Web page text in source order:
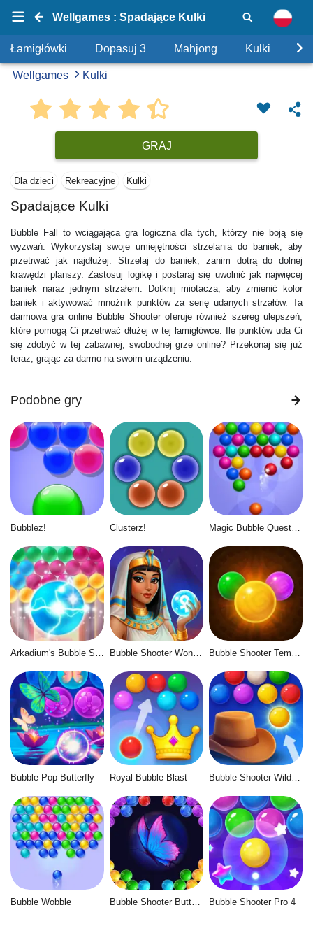
Wellgames : Spadające Kulki
Łamigłówki Dopasuj 3 Mahjong Kulki
Wellgames Kulki
GRAJ
Dla dzieci Rekreacyjne Kulki
Spadające Kulki
Bubble Fall to wciągająca gra logiczna dla tych, którzy nie boją się
wyzwań. Wykorzystaj swoje umiejętności strzelania do baniek, aby
przetrwać jak najdłużej. Strzelaj do baniek, zanim dotrą do dolnej
krawędzi planszy. Zastosuj logikę i postaraj się uwolnić jak najwięcej
baniek naraz jednym strzałem. Dotknij miotacza, aby zmienić kolor
baniek i aktywować mnożnik punktów za serię udanych strzałów. Ta
darmowa gra online Bubble Shooter oferuje również szereg ulepszeń,
które pomogą Ci przetrwać dłużej w tej łamigłówce. Ile punktów uda Ci
się zdobyć w tej zabawnej, swobodnej grze online? Przekonaj się już
teraz, grając za darmo na swoim urządzeniu.
Podobne gry
Bubblez! Clusterz! Magic Bubble Quest: Classic
Bubble Shooter Wonders of Egypt
Bubble Pop Butterfly Royal Bubble Blast
Bubble Wobble Bubble Shooter Butterfly Bubble Shooter Pro 4